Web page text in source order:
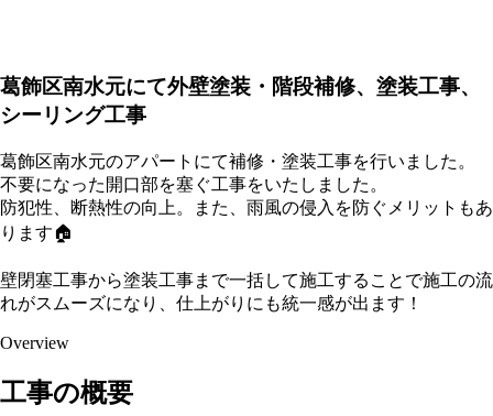
葛飾区南水元にて外壁塗装・階段補修、塗装工事、
シーリング工事
葛飾区南水元のアパートにて補修・塗装工事を行いました。
不要になった開口部を塞ぐ工事をいたしました。
防犯性、断熱性の向上。また、雨風の侵入を防ぐメリットもあ
ります🏠
壁閉塞工事から塗装工事まで一括して施工することで施工の流
れがスムーズになり、仕上がりにも統一感が出ます！
Overview
工事の概要